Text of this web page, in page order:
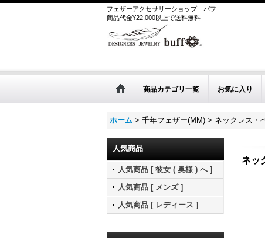
フェザーアクセサリーショップ
バフ
商品代金¥22,000以上で送料無料
商品カテゴリ一覧 お気に入り
ホーム > 千年フェザー(MM) > ネックレス・
人気商品
人気商品 [ 彼女 ( 奥様 ) へ ]
人気商品 [ メンズ ]
人気商品 [ レディース ]
ネッ